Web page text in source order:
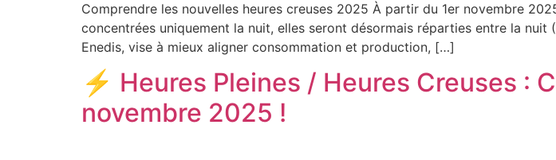
Comprendre les nouvelles heures creuses 2025 À partir du 1er novembre
concentrées uniquement la nuit, elles seront désormais réparties entre la
Enedis, vise à mieux aligner consommation et production, […]
⚡ Heures Pleines / Heures Creuses :
novembre 2025 !